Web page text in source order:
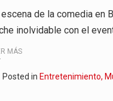
años de soledad de
dirigida por Dago García
y actriz presenta una
de la comedia en
inolvidable con el
MÁS
Posted in Entretenimiento,